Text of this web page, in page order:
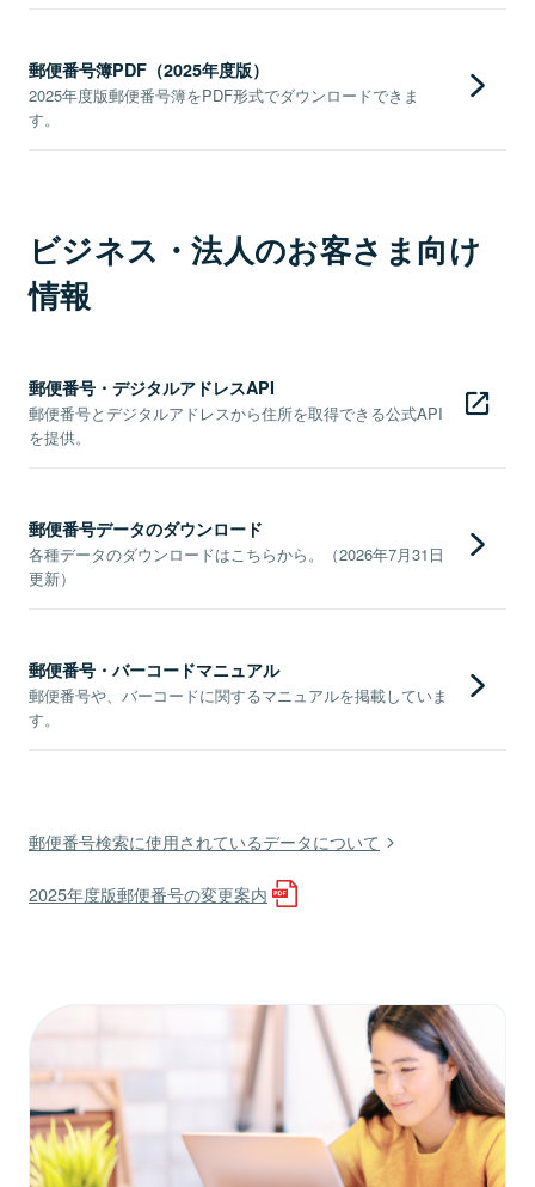
郵便番号簿PDF（2025年度版）
2025年度版郵便番号簿をPDF形式でダウンロードできま
す。
ビジネス・法人のお客さま向け
情報
郵便番号・デジタルアドレスAPI
郵便番号とデジタルアドレスから住所を取得できる公式API
を提供。
郵便番号データのダウンロード
各種データのダウンロードはこちらから。（2026年7月31日
更新）
郵便番号・バーコードマニュアル
郵便番号や、バーコードに関するマニュアルを掲載していま
す。
郵便番号検索に使用されているデータについて
2025年度版郵便番号の変更案内